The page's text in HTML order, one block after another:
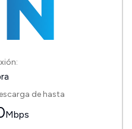
de hasta
Mbps